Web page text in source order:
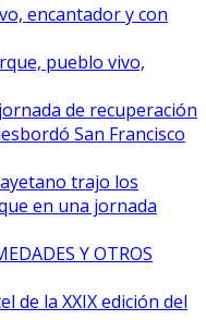
encantador y con
pueblo vivo,
de recuperación
San Francisco
trajo los
en una jornada
Y OTROS
de la XXIX edición del